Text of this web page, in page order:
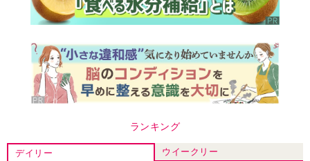
ランキング
デイリー ウイークリー